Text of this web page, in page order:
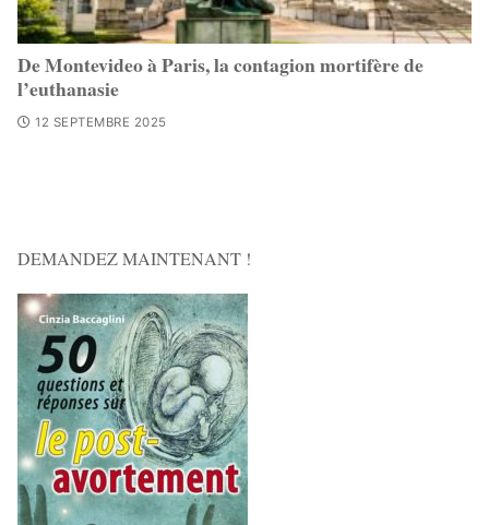
De Montevideo à Paris, la contagion mortifère de
l’euthanasie
12 SEPTEMBRE 2025
DEMANDEZ MAINTENANT !